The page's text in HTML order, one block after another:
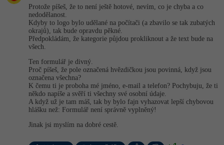
Protože píšeš, že to není ještě hotové, nevím, co je chyba a co
nedodělanost.
Kdyby to logo bylo udělané na počítači (a zbavilo se tak zubatých
okrajů), tak bude opravdu pěkné.
Předpokládám, že kategorie půjdou prokliknout a že text bude na
všech.
Ten formulář je divný.
Proč píšeš, že pole označená hvězdičkou jsou povinná, když jsou
označena všechna?
K čemu ti je proboha mé jméno, e-mail a telefon? Pochybuju, že ti
někdo napíše a svěří ti všechny své osobní údaje.
A když už je tam máš, tak by bylo fajn vyhazovat lepší chybovou
hlášku než: Formulář není správně vyplněný!
Jinak jsi myslím na dobré cestě.